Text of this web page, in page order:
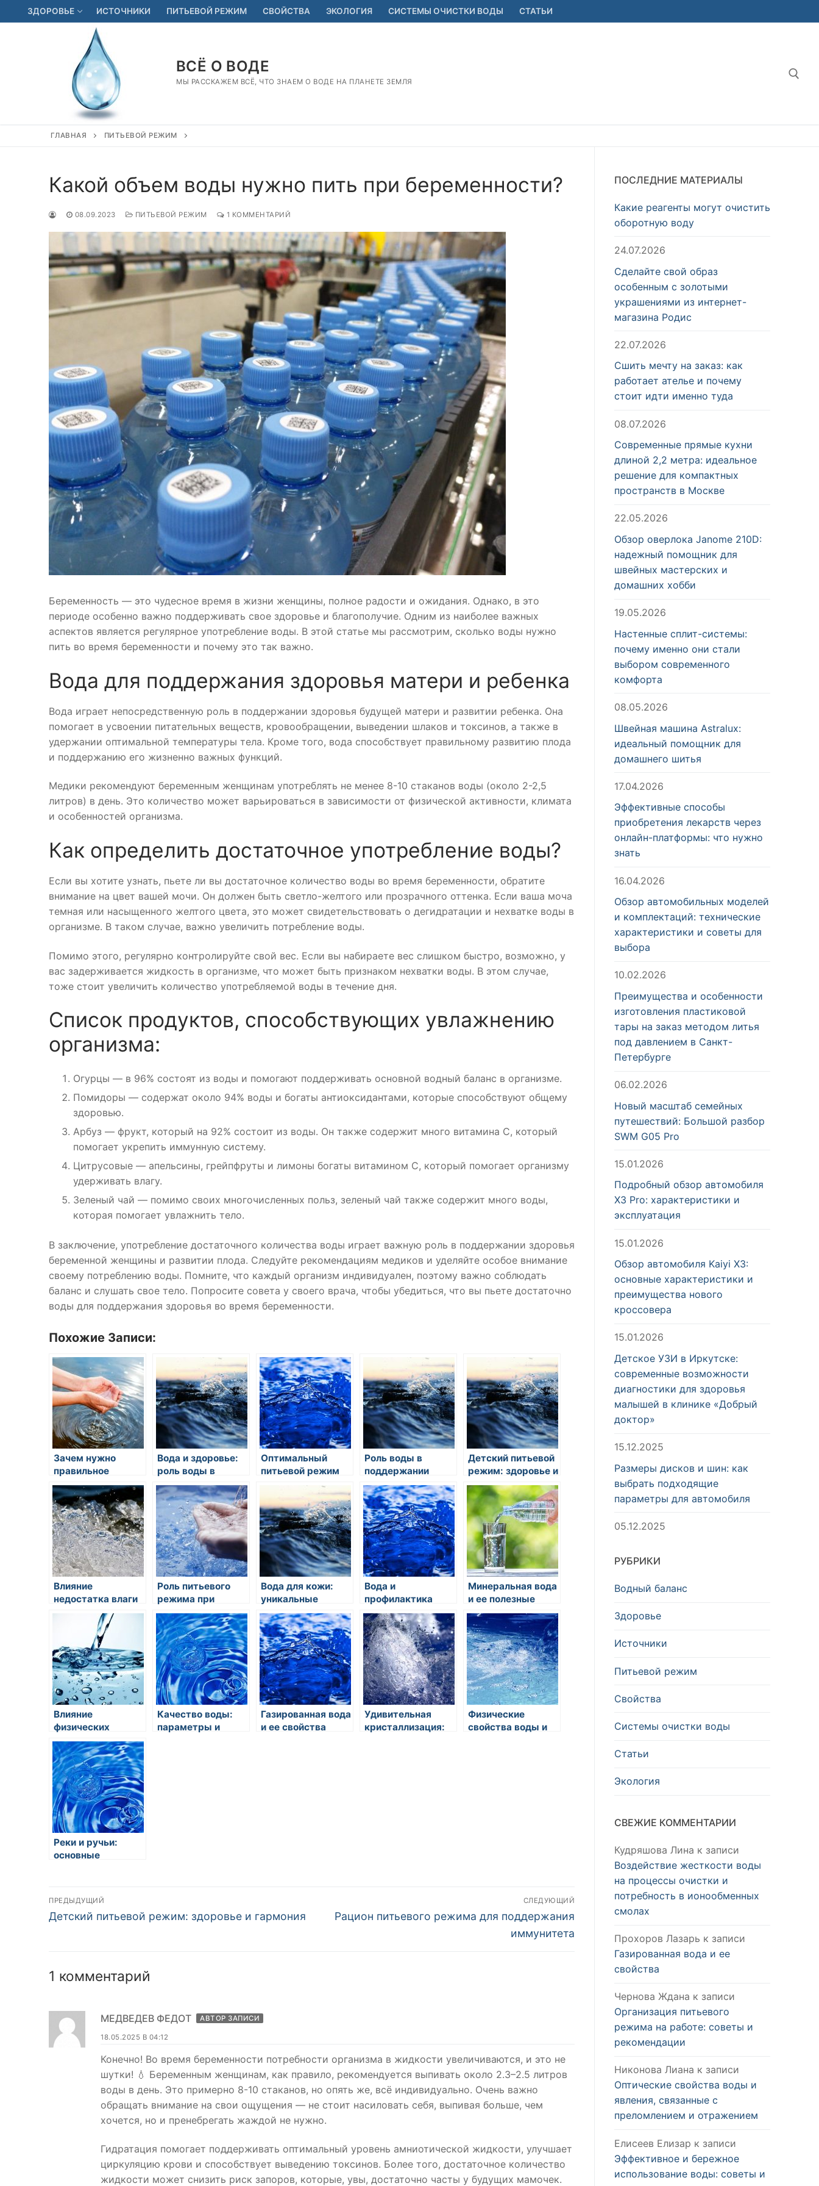
Перейти
к
ЗДОРОВЬЕ ИСТОЧНИКИ ПИТЬЕВОЙ РЕЖИМ СВОЙСТВА ЭКОЛОГИЯ СИСТЕМЫ ОЧИСТКИ ВОДЫ СТАТЬИ
ВСЁ О ВОДЕ
МЫ РАССКАЖЕМ ВСЁ, ЧТО ЗНАЕМ О ВОДЕ НА ПЛАНЕТЕ ЗЕМЛЯ
ГЛАВНАЯ ПИТЬЕВОЙ РЕЖИМ
Какой объем воды нужно пить при беременности?
08.09.2023 ПИТЬЕВОЙ РЕЖИМ 1 КОММЕНТАРИЙ
Беременность — это чудесное время в жизни женщины, полное радости и ожидания. Однако, в это
периоде особенно важно поддерживать свое здоровье и благополучие. Одним из наиболее важных
аспектов является регулярное употребление воды. В этой статье мы рассмотрим, сколько воды нужно
пить во время беременности и почему это так важно.
Вода для поддержания здоровья матери и ребенка
Вода играет непосредственную роль в поддержании здоровья будущей матери и развитии ребенка. Она
помогает в усвоении питательных веществ, кровообращении, выведении шлаков и токсинов, а также в
удержании оптимальной температуры тела. Кроме того, вода способствует правильному развитию плода
и поддержанию его жизненно важных функций.
Медики рекомендуют беременным женщинам употреблять не менее 8-10 стаканов воды (около 2-2,5
литров) в день. Это количество может варьироваться в зависимости от физической активности, климата
и особенностей организма.
Как определить достаточное употребление воды?
Если вы хотите узнать, пьете ли вы достаточное количество воды во время беременности, обратите
внимание на цвет вашей мочи. Он должен быть светло-желтого или прозрачного оттенка. Если ваша моча
темная или насыщенного желтого цвета, это может свидетельствовать о дегидратации и нехватке воды в
организме. В таком случае, важно увеличить потребление воды.
Помимо этого, регулярно контролируйте свой вес. Если вы набираете вес слишком быстро, возможно, у
вас задерживается жидкость в организме, что может быть признаком нехватки воды. В этом случае,
тоже стоит увеличить количество употребляемой воды в течение дня.
Список продуктов, способствующих увлажнению
организма:
Огурцы — в 96% состоят из воды и помогают поддерживать основной водный баланс в организме.
Помидоры — содержат около 94% воды и богаты антиоксидантами, которые способствуют общему
здоровью.
Арбуз — фрукт, который на 92% состоит из воды. Он также содержит много витамина C, который
помогает укрепить иммунную систему.
Цитрусовые — апельсины, грейпфруты и лимоны богаты витамином C, который помогает организму
удерживать влагу.
Зеленый чай — помимо своих многочисленных польз, зеленый чай также содержит много воды,
которая помогает увлажнить тело.
В заключение, употребление достаточного количества воды играет важную роль в поддержании здоровья
беременной женщины и развитии плода. Следуйте рекомендациям медиков и уделяйте особое внимание
своему потреблению воды. Помните, что каждый организм индивидуален, поэтому важно соблюдать
баланс и слушать свое тело. Попросите совета у своего врача, чтобы убедиться, что вы пьете достаточно
воды для поддержания здоровья во время беременности.
Похожие Записи:
Зачем нужно
правильное
питьевое
обеспечение
организма?
Вода и здоровье:
роль воды в
организме
человека
Оптимальный
питьевой режим
для спортсменов и
активных людей:
вода — твой
лучший друг
Роль воды в
поддержании
здорового
пищеварения
Детский питьевой
режим: здоровье и
гармония
Влияние
недостатка влаги
на работу мозга и
концентрацию
Роль питьевого
режима при
похудении
Вода для кожи:
уникальные
свойства
питьевого режима
Вода и
профилактика
мочекаменной
болезни
Минеральная вода
и ее полезные
свойства
Влияние
физических
условий на
кипение воды:
основные
факторы и
механизмы
Качество воды:
параметры и
Газированная вода
и ее свойства
Удивительная
кристаллизация:
Физические
свойства воды и
Реки и ручьи:
основные
Навигация
по
ПРЕДЫДУЩИЙ
Предыдущая
Детский питьевой режим: здоровье и гармония
СЛЕДУЮЩИЙ
Следующая
Рацион питьевого режима для поддержания
иммунитета
1 комментарий
МЕДВЕДЕВ ФЕДОТ АВТОР ЗАПИСИ
18.05.2025 В 04:12
Конечно! Во время беременности потребности организма в жидкости увеличиваются, и это не
шутки! 💧 Беременным женщинам, как правило, рекомендуется выпивать около 2.3–2.5 литров
воды в день. Это примерно 8-10 стаканов, но опять же, всё индивидуально. Очень важно
обращать внимание на свои ощущения — не стоит насиловать себя, выпивая больше, чем
хочется, но и пренебрегать жаждой не нужно.
Гидратация помогает поддерживать оптимальный уровень амниотической жидкости, улучшает
циркуляцию крови и способствует выведению токсинов. Более того, достаточное количество
жидкости может снизить риск запоров, которые, увы, достаточно часты у будущих мамочек.
ПОСЛЕДНИЕ МАТЕРИАЛЫ
Какие реагенты могут очистить
оборотную воду
24.07.2026
Сделайте свой образ
особенным с золотыми
украшениями из интернет-
магазина Родис
22.07.2026
Сшить мечту на заказ: как
работает ателье и почему
стоит идти именно туда
08.07.2026
Современные прямые кухни
длиной 2,2 метра: идеальное
решение для компактных
пространств в Москве
22.05.2026
Обзор оверлока Janome 210D:
надежный помощник для
швейных мастерских и
домашних хобби
19.05.2026
Настенные сплит-системы:
почему именно они стали
выбором современного
комфорта
08.05.2026
Швейная машина Astralux:
идеальный помощник для
домашнего шитья
17.04.2026
Эффективные способы
приобретения лекарств через
онлайн-платформы: что нужно
знать
16.04.2026
Обзор автомобильных моделей
и комплектаций: технические
характеристики и советы для
выбора
10.02.2026
Преимущества и особенности
изготовления пластиковой
тары на заказ методом литья
под давлением в Санкт-
Петербурге
06.02.2026
Новый масштаб семейных
путешествий: Большой разбор
SWM G05 Pro
15.01.2026
Подробный обзор автомобиля
X3 Pro: характеристики и
эксплуатация
15.01.2026
Обзор автомобиля Kaiyi X3:
основные характеристики и
преимущества нового
кроссовера
15.01.2026
Детское УЗИ в Иркутске:
современные возможности
диагностики для здоровья
малышей в клинике «Добрый
доктор»
15.12.2025
Размеры дисков и шин: как
выбрать подходящие
параметры для автомобиля
05.12.2025
РУБРИКИ
Водный баланс
Здоровье
Источники
Питьевой режим
Свойства
Системы очистки воды
Статьи
Экология
СВЕЖИЕ КОММЕНТАРИИ
Кудряшова Лина к записи
Воздействие жесткости воды
на процессы очистки и
потребность в ионообменных
смолах
Прохоров Лазарь к записи
Газированная вода и ее
свойства
Чернова Ждана к записи
Организация питьевого
режима на работе: советы и
рекомендации
Никонова Лиана к записи
Оптические свойства воды и
явления, связанные с
преломлением и отражением
Елисеев Елизар к записи
Эффективное и бережное
использование воды: советы и